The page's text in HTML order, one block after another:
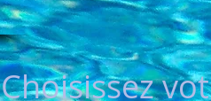
Choisissez